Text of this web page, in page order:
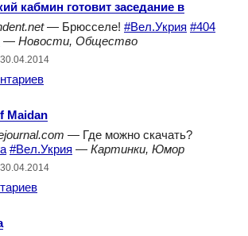
кабмин готовит заседание в
— Брюсселе! #Вел.Укрия #404
— Новости, Общество
Maidan
— Где можно скачать?
#Вел.Укрия — Картинки, Юмор